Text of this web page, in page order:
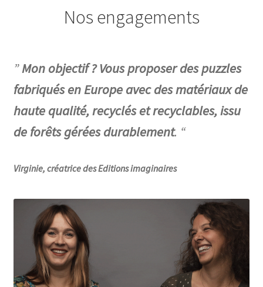
Nos engagements
”Mon objectif ? Vous proposer des puzzles
fabriqués en Europe avec des matériaux de
haute qualité, recyclés et recyclables, issu
de forêts gérées durablement. “
Virginie, créatrice des Editions imaginaires